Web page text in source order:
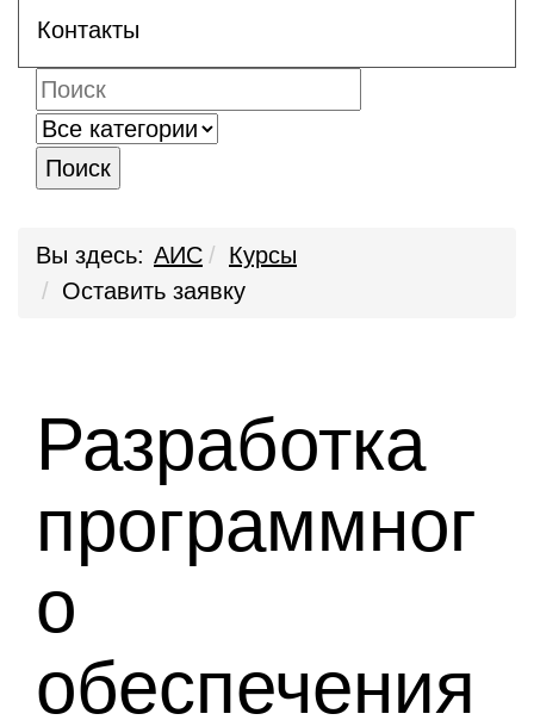
Контакты
Поиск
Вы здесь: АИС
Курсы
Оставить заявку
Разработка
программног
о
обеспечения